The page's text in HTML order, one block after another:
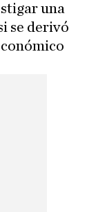
una
se derivó